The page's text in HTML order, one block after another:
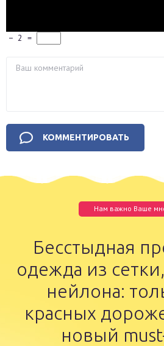
− 2 =
Нам важно Ваше
Бесстыдная
одежда из
нейлона:
красных
новый